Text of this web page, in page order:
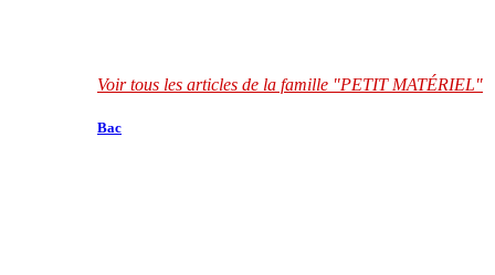
Voir tous les articles de la famille "PETIT MATÉRIEL"
Bac